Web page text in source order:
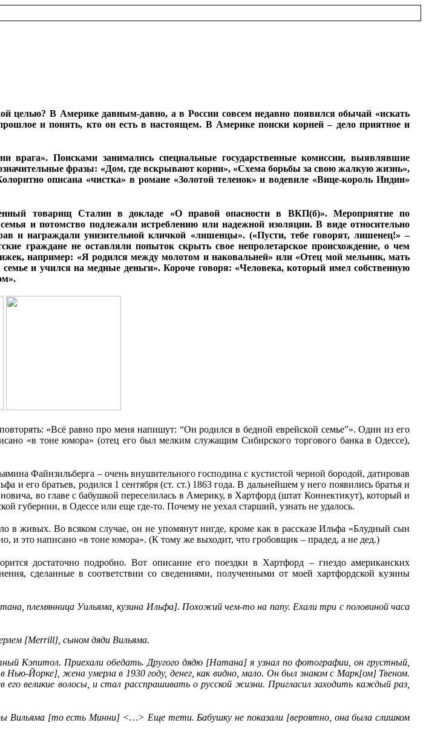
В Америке давным-давно, а в России совсем недавно появился обычай «искать
и понять, кто он есть в настоящем. В Америке поиски корней – дело приятное и
врага». Поисками занимались специальные государственные комиссии, выявлявшие
фразы: «Дом, где вскрывают корни», «Схема борьбы за свою жалкую жизнь»,
описана «чистка» в романе «Золотой теленок» и водевиле «Вице-король Индии»
товарищ Сталин в докладе «О правой опасности в ВКП(б)». Мероприятие по
и потомство подлежали истреблению или надежной изоляции. В виде относительно
награждали унизительной кличкой «лишенцы». («Пусти, тебе говорят, лишенец!» –
граждане не оставляли попыток скрыть свое непролетарское происхождение, о чем
например: «Я родился между молотом и наковальней» или «Отец мой мельник, мать
и учился на медные деньги». Короче говоря: «Человека, который имел собственную
«Всё равно про меня напишут: “Он родился в бедной еврейской семье”». Один из его
«в тоне юмора» (отец его был мелким служащим Сибирского торгового банка в Одессе),
Файнзильберга – очень внушительного господина с кустистой черной бородой, датировав
его братьев, родился 1 сентября (ст. ст.) 1863 года. В дальнейшем у него появились братья и
во главе с бабушкой переселилась в Америку, в Хартфорд (штат Коннектикут), который и
губернии, в Одессе или еще где-то. Почему не уехал старший, узнать не удалось.
в живых. Во всяком случае, он не упомянут нигде, кроме как в рассказе Ильфа «Блудный сын
и это написано «в тоне юмора». (К тому же выходит, что гробовщик – прадед, а не дед.)
достаточно подробно. Вот описание его поездки в Хартфорд – гнездо американских
сделанные в соответствии со сведениями, полученными от моей хартфордской кузины
племянница Уильяма, кузина Ильфа]. Похожий чем-то на папу. Ехали три с половиной часа
[Merrill], сыном дяди Вильяма.
Кэпитол. Приехали обедать. Другого дядю [Натана] я узнал по фотографии, он грустный,
Йорке], жена умерла в 1930 году, денег, как видно, мало. Он был знаком с Марк[ом] Твеном.
великие волосы, и стал расспрашивать о русской жизни. Пригласил заходить каждый раз,
[то есть Минни] <…> Еще тети. Бабушку не показали [вероятно, она была слишком